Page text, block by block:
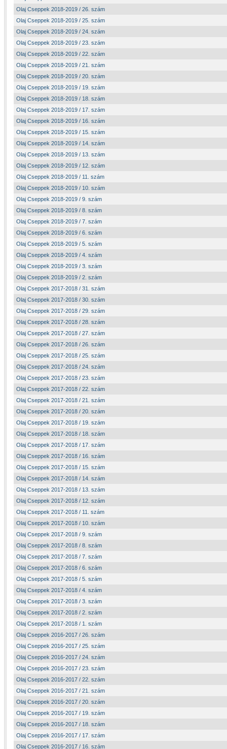
Olaj Cseppek 2018-2019 / 26. szám
Olaj Cseppek 2018-2019 / 25. szám
Olaj Cseppek 2018-2019 / 24. szám
Olaj Cseppek 2018-2019 / 23. szám
Olaj Cseppek 2018-2019 / 22. szám
Olaj Cseppek 2018-2019 / 21. szám
Olaj Cseppek 2018-2019 / 20. szám
Olaj Cseppek 2018-2019 / 19. szám
Olaj Cseppek 2018-2019 / 18. szám
Olaj Cseppek 2018-2019 / 17. szám
Olaj Cseppek 2018-2019 / 16. szám
Olaj Cseppek 2018-2019 / 15. szám
Olaj Cseppek 2018-2019 / 14. szám
Olaj Cseppek 2018-2019 / 13. szám
Olaj Cseppek 2018-2019 / 12. szám
Olaj Cseppek 2018-2019 / 11. szám
Olaj Cseppek 2018-2019 / 10. szám
Olaj Cseppek 2018-2019 / 9. szám
Olaj Cseppek 2018-2019 / 8. szám
Olaj Cseppek 2018-2019 / 7. szám
Olaj Cseppek 2018-2019 / 6. szám
Olaj Cseppek 2018-2019 / 5. szám
Olaj Cseppek 2018-2019 / 4. szám
Olaj Cseppek 2018-2019 / 3. szám
Olaj Cseppek 2018-2019 / 2. szám
Olaj Cseppek 2017-2018 / 31. szám
Olaj Cseppek 2017-2018 / 30. szám
Olaj Cseppek 2017-2018 / 29. szám
Olaj Cseppek 2017-2018 / 28. szám
Olaj Cseppek 2017-2018 / 27. szám
Olaj Cseppek 2017-2018 / 26. szám
Olaj Cseppek 2017-2018 / 25. szám
Olaj Cseppek 2017-2018 / 24. szám
Olaj Cseppek 2017-2018 / 23. szám
Olaj Cseppek 2017-2018 / 22. szám
Olaj Cseppek 2017-2018 / 21. szám
Olaj Cseppek 2017-2018 / 20. szám
Olaj Cseppek 2017-2018 / 19. szám
Olaj Cseppek 2017-2018 / 18. szám
Olaj Cseppek 2017-2018 / 17. szám
Olaj Cseppek 2017-2018 / 16. szám
Olaj Cseppek 2017-2018 / 15. szám
Olaj Cseppek 2017-2018 / 14. szám
Olaj Cseppek 2017-2018 / 13. szám
Olaj Cseppek 2017-2018 / 12. szám
Olaj Cseppek 2017-2018 / 11. szám
Olaj Cseppek 2017-2018 / 10. szám
Olaj Cseppek 2017-2018 / 9. szám
Olaj Cseppek 2017-2018 / 8. szám
Olaj Cseppek 2017-2018 / 7. szám
Olaj Cseppek 2017-2018 / 6. szám
Olaj Cseppek 2017-2018 / 5. szám
Olaj Cseppek 2017-2018 / 4. szám
Olaj Cseppek 2017-2018 / 3. szám
Olaj Cseppek 2017-2018 / 2. szám
Olaj Cseppek 2017-2018 / 1. szám
Olaj Cseppek 2016-2017 / 26. szám
Olaj Cseppek 2016-2017 / 25. szám
Olaj Cseppek 2016-2017 / 24. szám
Olaj Cseppek 2016-2017 / 23. szám
Olaj Cseppek 2016-2017 / 22. szám
Olaj Cseppek 2016-2017 / 21. szám
Olaj Cseppek 2016-2017 / 20. szám
Olaj Cseppek 2016-2017 / 19. szám
Olaj Cseppek 2016-2017 / 18. szám
Olaj Cseppek 2016-2017 / 17. szám
Olaj Cseppek 2016-2017 / 16. szám